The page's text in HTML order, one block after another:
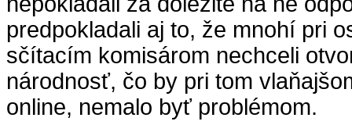
predpokladali aj to, že mnohí pri
sčítacím komisárom nechceli
národnosť, čo by pri tom
online, nemalo byť problémom.